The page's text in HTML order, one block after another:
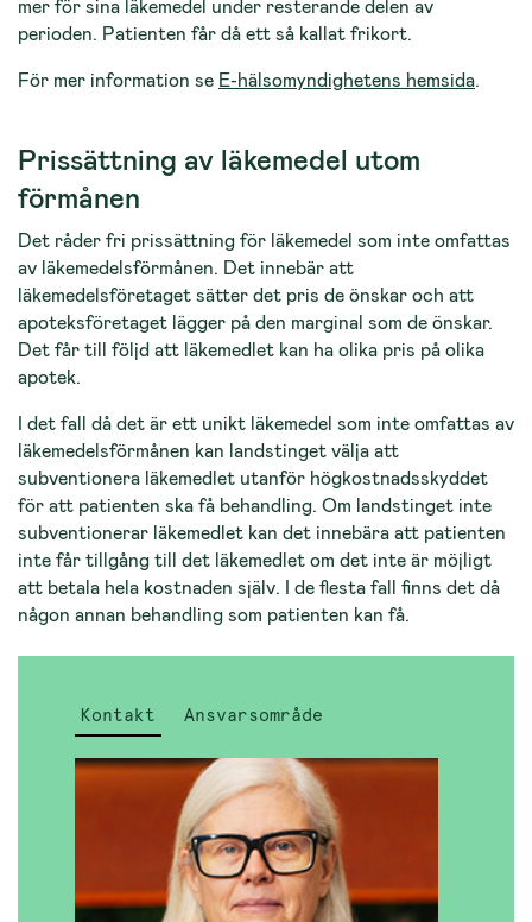
mer för sina läkemedel under resterande delen av
perioden. Patienten får då ett så kallat frikort.
För mer information se E-hälsomyndighetens hemsida
Prissättning av läkemedel utom
förmånen
Det råder fri prissättning för läkemedel som inte omfattas
av läkemedelsförmånen. Det innebär att
läkemedelsföretaget sätter det pris de önskar och att
apoteksföretaget lägger på den marginal som de önskar.
Det får till följd att läkemedlet kan ha olika pris på olika
apotek.
I det fall då det är ett unikt läkemedel som inte omfattas av
läkemedelsförmånen kan landstinget välja att
subventionera läkemedlet utanför högkostnadsskyddet
för att patienten ska få behandling. Om landstinget inte
subventionerar läkemedlet kan det innebära att patienten
inte får tillgång till det läkemedlet om det inte är möjligt
att betala hela kostnaden själv. I de flesta fall finns det då
någon annan behandling som patienten kan få.
Kontakt Ansvarsområde